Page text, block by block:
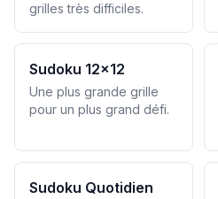
grilles très difficiles.
Sudoku 12x12
Une plus grande grille
pour un plus grand défi.
Sudoku Quotidien